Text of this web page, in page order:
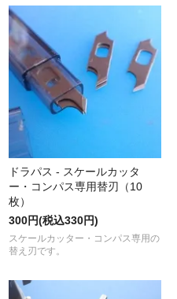
ドラパス - スケールカッタ
ー・コンパス専用替刃（10
枚）
300円(税込330円)
スケールカッター・コンパス専用の
替え刃です。